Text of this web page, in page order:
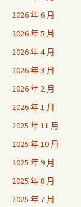
2026 年 6 月
2026 年 5 月
2026 年 4 月
2026 年 3 月
2026 年 2 月
2026 年 1 月
2025 年 11 月
2025 年 10 月
2025 年 9 月
2025 年 8 月
2025 年 7 月